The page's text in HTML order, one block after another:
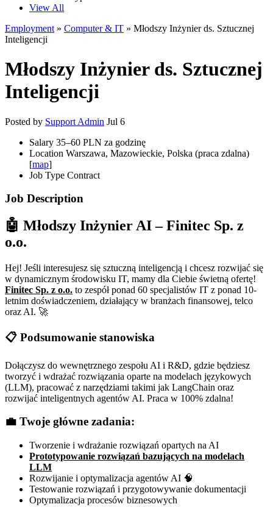
View All
Employment » Computer & IT » Młodszy Inżynier ds. Sztucznej
Inteligencji
Młodszy Inżynier ds. Sztucznej
Inteligencji
Posted by Support Admin Jul 6
Salary 35–60 PLN za godzinę
Location Warszawa, Mazowieckie, Polska (praca zdalna)
[map]
Job Type Contract
Job Description
🤖 Młodszy Inżynier AI – Finitec Sp. z
o.o.
Hej! Jeśli interesujesz się sztuczną inteligencją i chcesz rozwijać się
w dynamicznym środowisku IT, mamy dla Ciebie świetną ofertę!
Finitec Sp. z o.o. to zespół ponad 60 specjalistów IT z ponad 10-
letnim doświadczeniem, działający w branżach finansowej, telco
oraz AI. 🚀
📋 Podsumowanie stanowiska
Dołączysz do wewnętrznego zespołu AI i R&D, gdzie będziesz
tworzyć i wdrażać rozwiązania oparte na modelach językowych
(LLM), pracować z narzędziami takimi jak LangChain oraz
rozwijać inteligentnych agentów AI. Praca w 100% zdalna!
💼 Twoje główne zadania:
Tworzenie i wdrażanie rozwiązań opartych na AI
Prototypowanie rozwiązań bazujących na modelach
LLM
Rozwijanie i optymalizacja agentów AI 🧠
Testowanie rozwiązań i przygotowywanie dokumentacji
Optymalizacja procesów biznesowych